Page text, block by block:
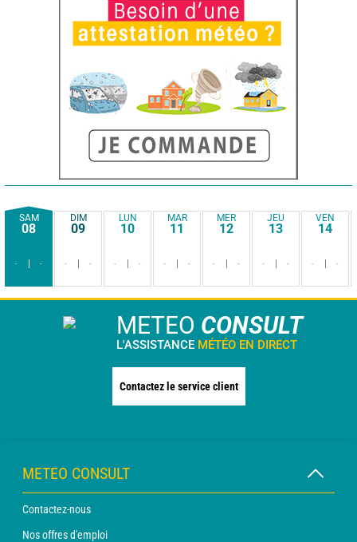
SAM
08
- -
DIM
09
- -
LUN
10
- -
MAR
11
- -
MER
12
- -
JEU
13
- -
VEN
14
- -
METEO CONSULT
L'ASSISTANCE MÉTÉO EN DIRECT
Contactez le service client
METEO CONSULT
Contactez-nous
Nos offres d'emploi